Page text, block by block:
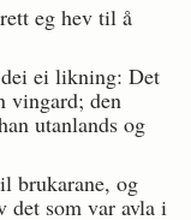
eg hev til å
ei likning: Det
vingard; den
utanlands og
brukarane, og
det som var avla i